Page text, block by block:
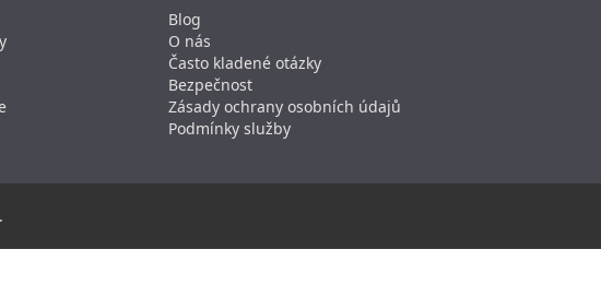
Blog
O nás
Často kladené otázky
Bezpečnost
Zásady ochrany osobních údajů
Podmínky služby